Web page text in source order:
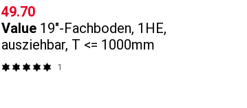
CHF
49.70
Value 19"-Fachboden, 1HE,
ausziehbar, T <= 1000mm
1